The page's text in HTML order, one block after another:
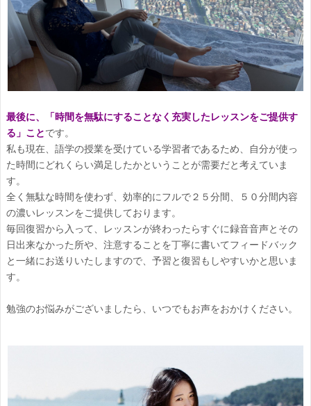
最後に、 「時間を無駄にすることなく充実したレッスンをご提供す
る 」ことです。
私も現在、語学の授業を受けている学習者であるため、自分が使っ
た時間にどれくらい満足したかということが需要だと考えていま
す。
全く無駄な時間を使わず、効率的にフルで２５分間、５０分間内容
の濃いレッスンをご提供しております。
毎回復習から入って、レッスンが終わったらすぐに録音音声とその
日出来なかった所や、注意することを丁寧に書いてフィードバック
と一緒にお送りいたしますので、予習と復習もしやすいかと思いま
す。
勉強のお悩みがございましたら、いつでもお声をおかけください。